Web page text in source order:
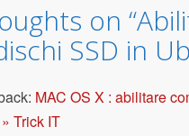
on “
SSD in
MAC OS X : abilitare
Trick IT